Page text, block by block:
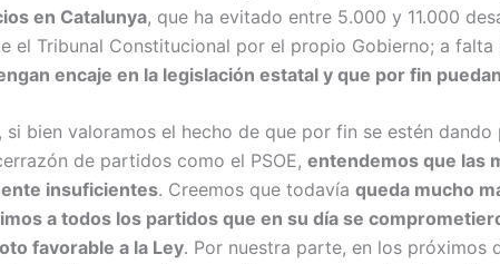
en Catalunya, que ha evitado entre 5.000 y 11.000
el Tribunal Constitucional por el propio Gobierno; a
encaje en la legislación estatal y que por fin
si bien valoramos el hecho de que por fin se estén
de partidos como el PSOE, entendemos que las
insuficientes. Creemos que todavía queda mucho
a todos los partidos que en su día se
favorable a la Ley. Por nuestra parte, en los próximos